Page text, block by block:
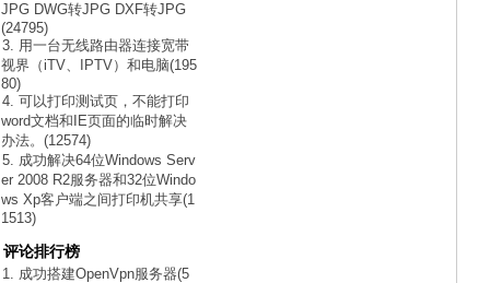
JPG DWG转JPG DXF转JPG
(24795)
3. 用一台无线路由器连接宽带
视界（iTV、IPTV）和电脑(195
80)
4. 可以打印测试页，不能打印
word文档和IE页面的临时解决
办法。(12574)
5. 成功解决64位Windows Serv
er 2008 R2服务器和32位Windo
ws Xp客户端之间打印机共享(1
1513)
评论排行榜
1. 成功搭建OpenVpn服务器(5